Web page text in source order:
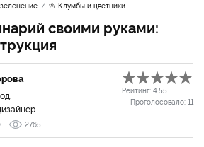
🌸 Клумбы и цветники
своими руками:
Рейтинг: 4.55
Проголосовало: 11
2765